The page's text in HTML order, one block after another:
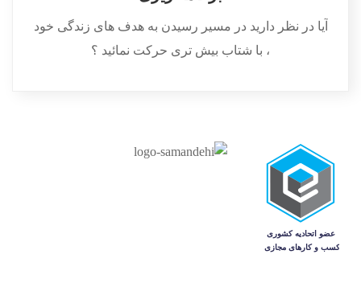
آیا در نظر دارید در مسیر رسیدن به هدف های زندگی خود
، با شتاب بیش تری حرکت نمائید ؟